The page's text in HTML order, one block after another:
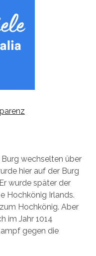
wechselten über
hier auf der Burg
wurde später der
Hochkönig Irlands.
Hochkönig. Aber
im Jahr 1014
gegen die